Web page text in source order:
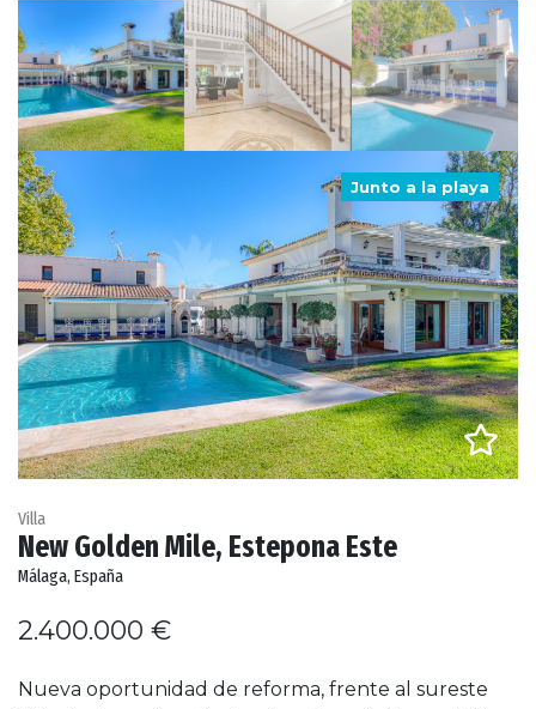
Junto a la playa
Villa
New Golden Mile, Estepona Este
Málaga, España
2.400.000 €
Nueva oportunidad de reforma, frente al sureste